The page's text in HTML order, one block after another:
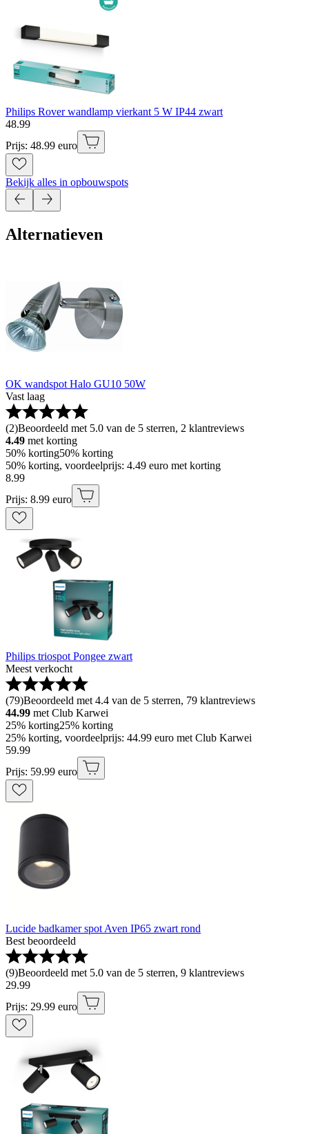
Philips Rover wandlamp vierkant 5 W IP44 zwart
48.99
Prijs: 48.99 euro
Bekijk alles in opbouwspots
Alternatieven
OK wandspot Halo GU10 50W
Vast laag
(2)Beoordeeld met 5.0 van de 5 sterren, 2 klantreviews
4.49 met korting
50% korting50% korting
50% korting, voordeelprijs: 4.49 euro met korting
8.99
Prijs: 8.99 euro
Philips triospot Pongee zwart
Meest verkocht
(79)Beoordeeld met 4.4 van de 5 sterren, 79 klantreviews
44.99 met Club Karwei
25% korting25% korting
25% korting, voordeelprijs: 44.99 euro met Club Karwei
59.99
Prijs: 59.99 euro
Lucide badkamer spot Aven IP65 zwart rond
Best beoordeeld
(9)Beoordeeld met 5.0 van de 5 sterren, 9 klantreviews
29.99
Prijs: 29.99 euro